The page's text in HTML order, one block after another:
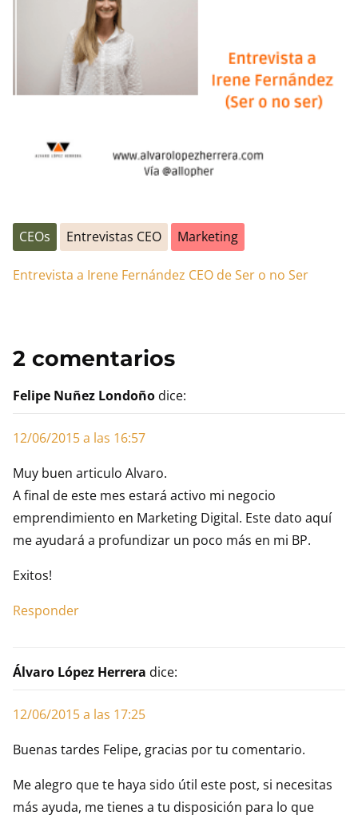
CEOs Entrevistas CEO Marketing
Entrevista a Irene Fernández CEO de Ser o no Ser
2 comentarios
Felipe Nuñez Londoño dice:
12/06/2015 a las 16:57
Muy buen articulo Alvaro.
A final de este mes estará activo mi negocio
emprendimiento en Marketing Digital. Este dato aquí
me ayudará a profundizar un poco más en mi BP.
Exitos!
Responder
Álvaro López Herrera dice:
12/06/2015 a las 17:25
Buenas tardes Felipe, gracias por tu comentario.
Me alegro que te haya sido útil este post, si necesitas
más ayuda, me tienes a tu disposición para lo que